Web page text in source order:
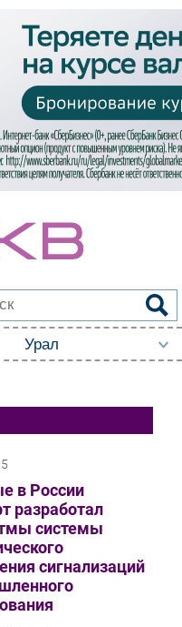
в России
разработал
системы
сигнализаций